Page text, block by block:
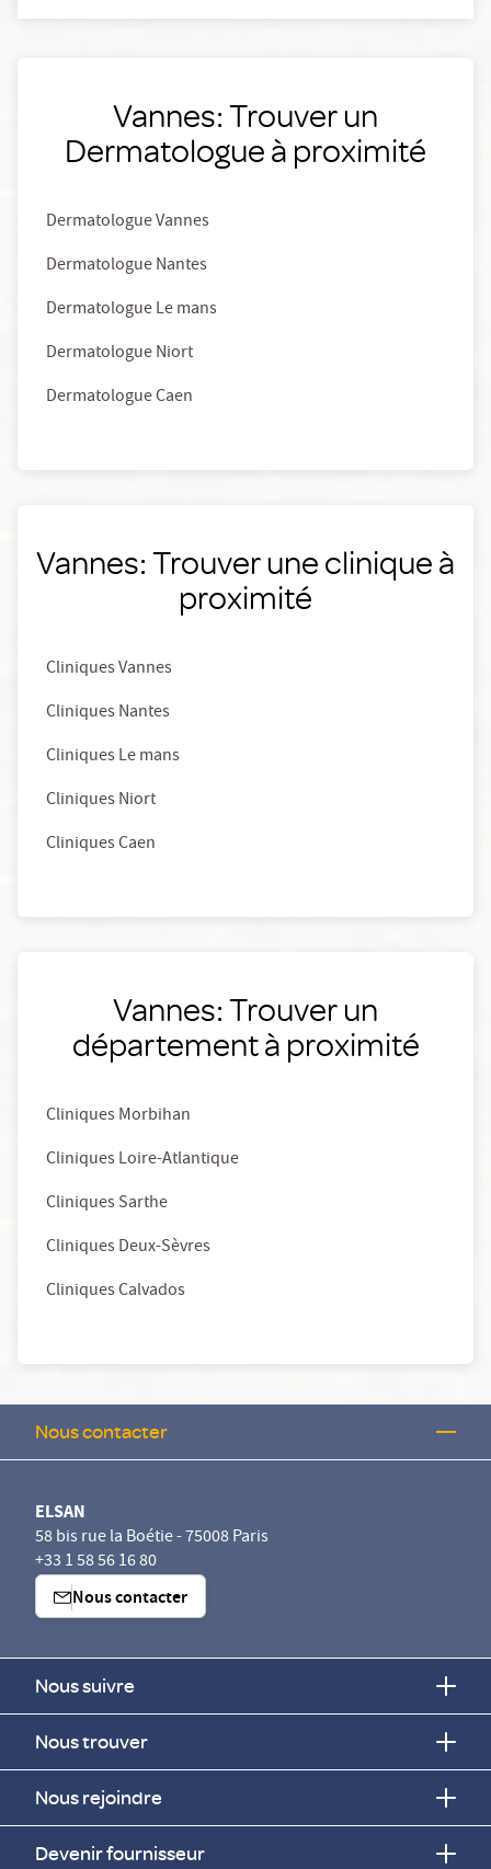
Vannes: Trouver un
Dermatologue à proximité
Dermatologue Vannes
Dermatologue Nantes
Dermatologue Le mans
Dermatologue Niort
Dermatologue Caen
Vannes: Trouver une clinique à
proximité
Cliniques Vannes
Cliniques Nantes
Cliniques Le mans
Cliniques Niort
Cliniques Caen
Vannes: Trouver un
département à proximité
Cliniques Morbihan
Cliniques Loire-Atlantique
Cliniques Sarthe
Cliniques Deux-Sèvres
Cliniques Calvados
Nous contacter
ELSAN
58 bis rue la Boétie - 75008 Paris
+33 1 58 56 16 80
Nous contacter
Nous suivre
Nous trouver
Nous rejoindre
Devenir fournisseur